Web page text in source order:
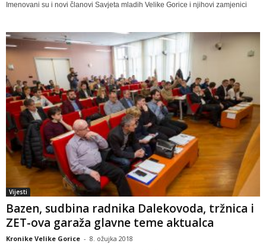
Imenovani su i novi članovi Savjeta mladih Velike Gorice i njihovi zamjenici
Vijesti
Bazen, sudbina radnika Dalekovoda, tržnica i
ZET-ova garaža glavne teme aktualca
Kronike Velike Gorice - 8. ožujka 2018